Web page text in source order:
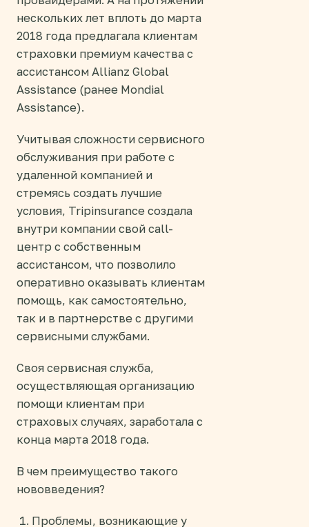
нескольких лет вплоть до марта
2018 года предлагала клиентам
страховки премиум качества с
ассистансом Allianz Global
Assistance (ранее Mondial
Assistance).
Учитывая сложности сервисного
обслуживания при работе с
удаленной компанией и
стремясь создать лучшие
условия, Tripinsurance создала
внутри компании свой call-
центр с собственным
ассистансом, что позволило
оперативно оказывать клиентам
помощь, как самостоятельно,
так и в партнерстве с другими
сервисными службами.
Своя сервисная служба,
осуществляющая организацию
помощи клиентам при
страховых случаях, заработала с
конца марта 2018 года.
В чем преимущество такого
нововведения?
Проблемы, возникающие у